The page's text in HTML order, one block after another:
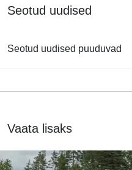
Seotud uudised
Seotud uudised puuduvad
Vaata lisaks